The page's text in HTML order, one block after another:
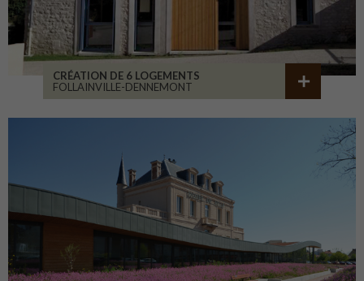
CRÉATION DE 6 LOGEMENTS
FOLLAINVILLE-DENNEMONT